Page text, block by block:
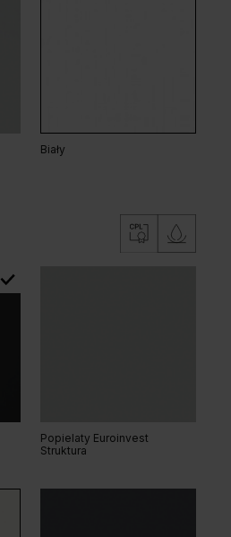
Biały
Popielaty Euroinvest
Struktura